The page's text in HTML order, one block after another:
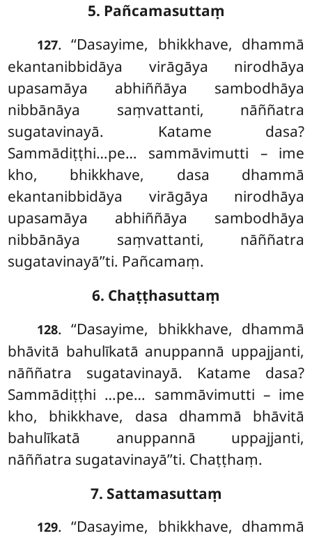
5. Pañcamasuttaṃ
127. ‘‘Dasayime, bhikkhave, dhammā
ekantanibbidāya virāgāya nirodhāya
upasamāya abhiññāya sambodhāya
nibbānāya saṃvattanti, nāññatra
sugatavinayā. Katame dasa?
Sammādiṭṭhi…pe… sammāvimutti – ime
kho, bhikkhave, dasa dhammā
ekantanibbidāya virāgāya nirodhāya
upasamāya abhiññāya sambodhāya
nibbānāya saṃvattanti, nāññatra
sugatavinayā’’ti. Pañcamaṃ.
6. Chaṭṭhasuttaṃ
128. ‘‘Dasayime, bhikkhave, dhammā
bhāvitā bahulīkatā anuppannā uppajjanti,
nāññatra sugatavinayā. Katame dasa?
Sammādiṭṭhi …pe… sammāvimutti – ime
kho, bhikkhave, dasa dhammā bhāvitā
bahulīkatā anuppannā uppajjanti,
nāññatra sugatavinayā’’ti. Chaṭṭhaṃ.
7. Sattamasuttaṃ
129. ‘‘Dasayime, bhikkhave, dhammā